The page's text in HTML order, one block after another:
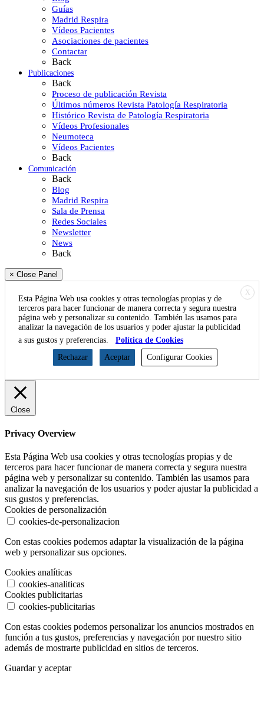
Guías
Madrid Respira
Vídeos Pacientes
Asociaciones de pacientes
Contactar
Back
Publicaciones
Back
Proceso de publicación Revista
Últimos números Revista Patología Respiratoria
Histórico Revista de Patología Respiratoria
Vídeos Profesionales
Neumoteca
Vídeos Pacientes
Back
Comunicación
Back
Blog
Madrid Respira
Sala de Prensa
Redes Sociales
Newsletter
News
Back
× Close Panel
X
Esta Página Web usa cookies y otras tecnologías propias y de
terceros para hacer funcionar de manera correcta y segura nuestra
página web y personalizar su contenido. También las usamos para
analizar la navegación de los usuarios y poder ajustar la publicidad
a sus gustos y preferencias.
Política de Cookies
Rechazar
Aceptar Configurar Cookies
Close
Privacy Overview
Esta Página Web usa cookies y otras tecnologías propias y de
terceros para hacer funcionar de manera correcta y segura nuestra
página web y personalizar su contenido. También las usamos para
analizar la navegación de los usuarios y poder ajustar la publicidad a
sus gustos y preferencias.
Cookies de personalización
cookies-de-personalizacion
Con estas cookies podemos adaptar la visualización de la página
web y personalizar sus opciones.
Cookies analíticas
cookies-analiticas
Cookies publicitarias
cookies-publicitarias
Con estas cookies podemos personalizar los anuncios mostrados en
función a tus gustos, preferencias y navegación por nuestro sitio
además de mostrarte publicidad en sitios de terceros.
Guardar y aceptar